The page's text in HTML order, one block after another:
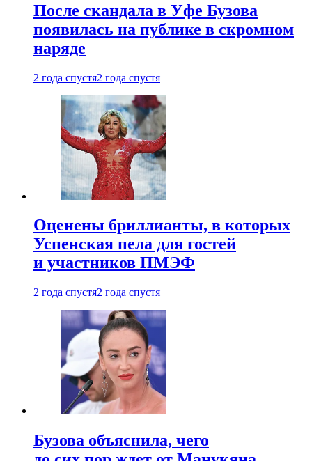
После скандала в Уфе Бузова
появилась на публике в скромном
наряде
2 года спустя2 года спустя
Оценены бриллианты, в которых
Успенская пела для гостей
и участников ПМЭФ
2 года спустя2 года спустя
Бузова объяснила, чего